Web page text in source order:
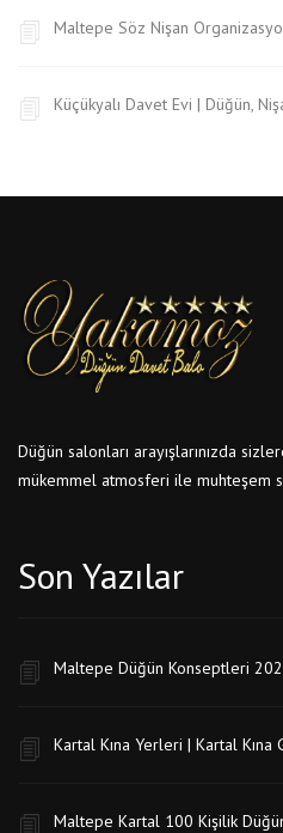
Maltepe Söz Nişan
Küçükyalı Davet Evi | Düğün,
Düğün salonları arayışlarınızda
mükemmel atmosferi ile muhteşem
Son Yazılar
Maltepe Düğün Konseptleri
Kartal Kına Yerleri | Kartal Kına
Maltepe Kartal 100 Kişilik